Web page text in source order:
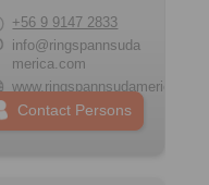
+56 9 9147 2833
info@ringspannsuda
merica.com
Contact Persons